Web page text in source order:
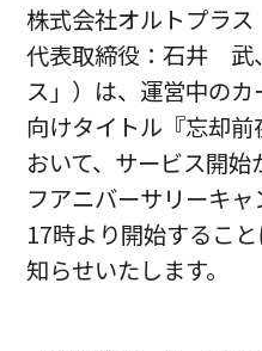
株式会社オルトプラス
代表取締役：石井 武
ス」）は、運営中の
向けタイトル『忘却
おいて、サービス開
フアニバーサリーキ
17時より開始するこ
知らせいたします。